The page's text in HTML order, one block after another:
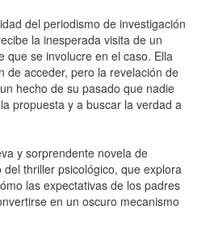
del periodismo de investigación
la inesperada visita de un
que se involucre en el caso. Ella
de acceder, pero la revelación de
hecho de su pasado que nadie
propuesta y a buscar la verdad a
y sorprendente novela de
thriller psicológico, que explora
las expectativas de los padres
en un oscuro mecanismo